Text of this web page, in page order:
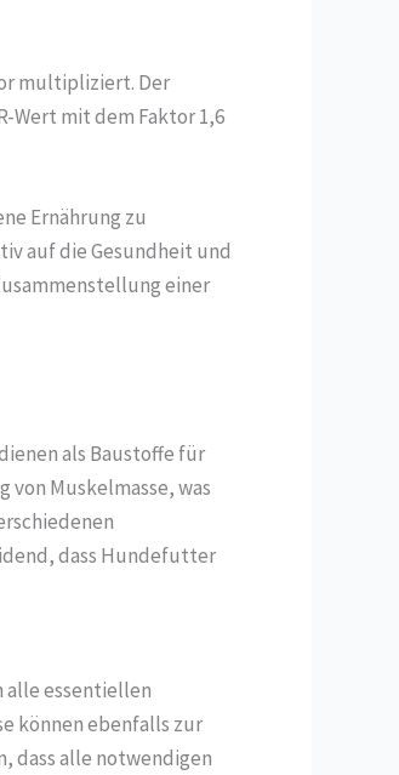
multipliziert. Der
Wert mit dem Faktor 1,6
Ernährung zu
auf die Gesundheit und
einer
als Baustoffe für
Muskelmasse, was
dass Hundefutter
alle essentiellen
können ebenfalls zur
dass alle notwendigen